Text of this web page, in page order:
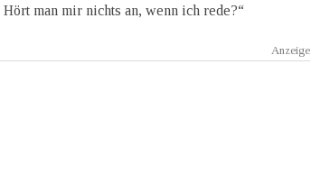
man mir nichts an, wenn ich rede?“